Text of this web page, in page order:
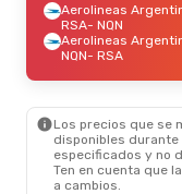
Aerolineas
RSA- NQN
Aerolineas
NQN- RSA
Los precios que se
disponibles
especificados y no
Ten en cuenta que
a cambios.